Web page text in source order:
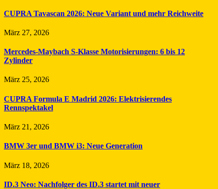
CUPRA Tavascan 2026: Neue Variant und mehr Reichweite
März 27, 2026
Mercedes-Maybach S-Klasse Motorisierungen: 6 bis 12
Zylinder
März 25, 2026
CUPRA Formula E Madrid 2026: Elektrisierendes
Rennspektakel
März 21, 2026
BMW 3er und BMW i3: Neue Generation
März 18, 2026
ID.3 Neo: Nachfolger des ID.3 startet mit neuer